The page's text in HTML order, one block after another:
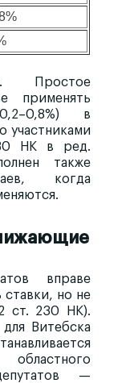
Простое
применять
в
участниками
НК в ред.
также
когда
вправе
ставки, но не
ст. 230 НК).
Витебска
—